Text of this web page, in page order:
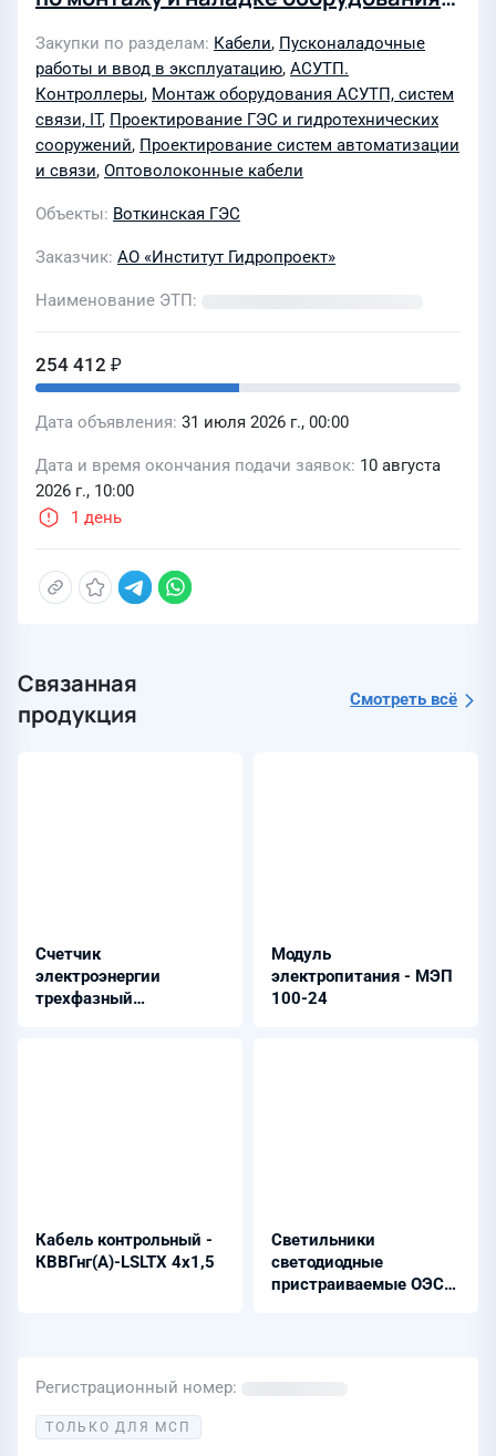
системы автоматизации
инструментальных наблюдений за
состоянием бетонных сооружений
Воткинской ГЭС (Лот № 0049-ТПИР
ОБСЛ ДОХ-2026-ГП)
Закупки по разделам Кабели, Пусконаладочные
работы и ввод в эксплуатацию, АСУТП.
Контроллеры, Монтаж оборудования АСУТП, систем
связи, IT, Проектирование ГЭС и гидротехнических
сооружений, Проектирование систем автоматизации
и связи, Оптоволоконные кабели
Объекты Воткинская ГЭС
Заказчик АО «Институт Гидропроект»
Наименование ЭТП
254 412 ₽
Дата объявления 31 июля 2026 г., 00:00
Дата и время окончания подачи заявок 10 августа
2026 г., 10:00
1 день
Связанная
продукция
Смотреть всё
Счетчик
электроэнергии
трехфазный
Модуль
электропитания - МЭП
100-24
Кабель контрольный -
КВВГнг(А)-LSLTX 4x1,5
Светильники
светодиодные
пристраиваемые ОЭСС
Регистрационный номер
ТОЛЬКО ДЛЯ МСП